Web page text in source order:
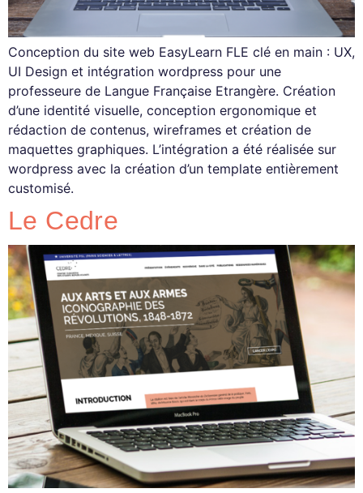
Conception du site web EasyLearn FLE clé en main : UX,
UI Design et intégration wordpress pour une
professeure de Langue Française Etrangère. Création
d’une identité visuelle, conception ergonomique et
rédaction de contenus, wireframes et création de
maquettes graphiques. L’intégration a été réalisée sur
wordpress avec la création d’un template entièrement
customisé.
Le Cedre